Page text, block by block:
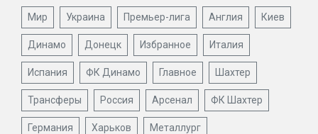
Мир Украина Премьер-лига Англия Киев
Динамо Донецк Избранное Италия
Испания ФК Динамо Главное Шахтер
Трансферы Россия Арсенал ФК Шахтер
Германия Харьков Металлург